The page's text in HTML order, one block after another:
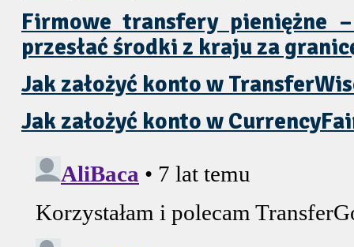
Firmowe transfery
przesłać środki z kraju za
Jak założyć konto w
Jak założyć konto w